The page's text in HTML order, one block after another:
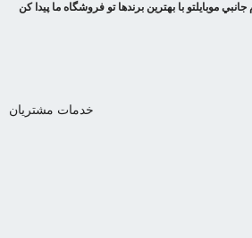
موبایلتو با بهترین برندها تو فروشگاه ما پیدا کن
خدمات مشتریان